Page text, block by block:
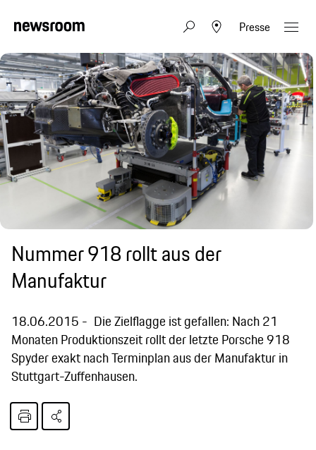
Presse
Nummer 918 rollt aus der
Manufaktur
18.06.2015
Die Zielflagge ist gefallen: Nach 21
Monaten Produktionszeit rollt der letzte Porsche 918
Spyder exakt nach Terminplan aus der Manufaktur in
Stuttgart-Zuffenhausen.